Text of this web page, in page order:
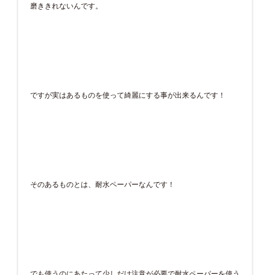
磨ききれないんです。
ですが実はあるものを使って綺麗にする事が出来るんです！
そのあるものとは、耐水ペーパーなんです！